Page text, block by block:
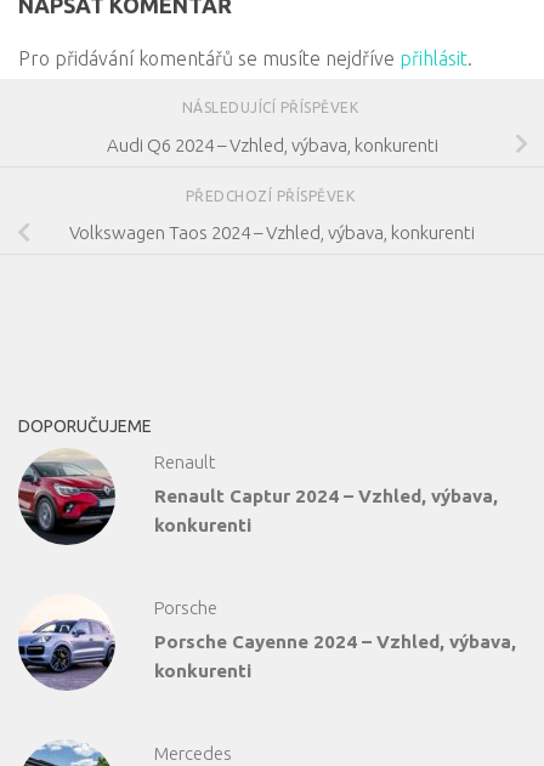
NAPSAT KOMENTÁŘ
Pro přidávání komentářů se musíte nejdříve přihlásit.
NÁSLEDUJÍCÍ PŘÍSPĚVEK
Audi Q6 2024 – Vzhled, výbava, konkurenti
PŘEDCHOZÍ PŘÍSPĚVEK
Volkswagen Taos 2024 – Vzhled, výbava, konkurenti
DOPORUČUJEME
Renault
Renault Captur 2024 – Vzhled, výbava,
konkurenti
Porsche
Porsche Cayenne 2024 – Vzhled, výbava,
konkurenti
Mercedes